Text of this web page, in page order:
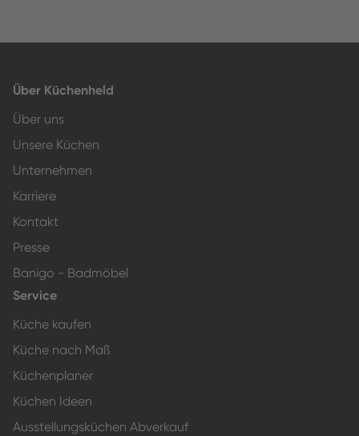
Über Küchenheld
Über uns
Unsere Küchen
Unternehmen
Karriere
Kontakt
Presse
Banigo - Badmöbel
Service
Küche kaufen
Küche nach Maß
Küchenplaner
Küchen Ideen
Ausstellungsküchen Abverkauf